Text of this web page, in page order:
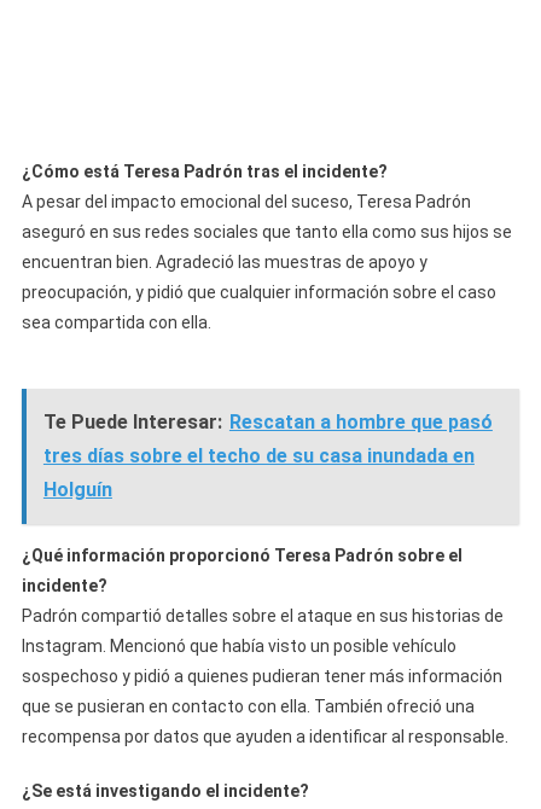
¿Cómo está Teresa Padrón tras el incidente?
A pesar del impacto emocional del suceso, Teresa Padrón
aseguró en sus redes sociales que tanto ella como sus hijos se
encuentran bien. Agradeció las muestras de apoyo y
preocupación, y pidió que cualquier información sobre el caso
sea compartida con ella.
Te Puede Interesar: Rescatan a hombre que pasó
tres días sobre el techo de su casa inundada en
Holguín
¿Qué información proporcionó Teresa Padrón sobre el
incidente?
Padrón compartió detalles sobre el ataque en sus historias de
Instagram. Mencionó que había visto un posible vehículo
sospechoso y pidió a quienes pudieran tener más información
que se pusieran en contacto con ella. También ofreció una
recompensa por datos que ayuden a identificar al responsable.
¿Se está investigando el incidente?